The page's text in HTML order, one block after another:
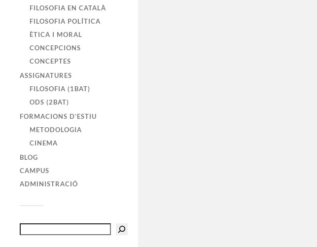
FILOSOFIA EN CATALÀ
FILOSOFIA POLÍTICA
ÈTICA I MORAL
CONCEPCIONS
CONCEPTES
ASSIGNATURES
FILOSOFIA (1BAT)
ODS (2BAT)
FORMACIONS D’ESTIU
METODOLOGIA
CINEMA
BLOG
CAMPUS
ADMINISTRACIÓ